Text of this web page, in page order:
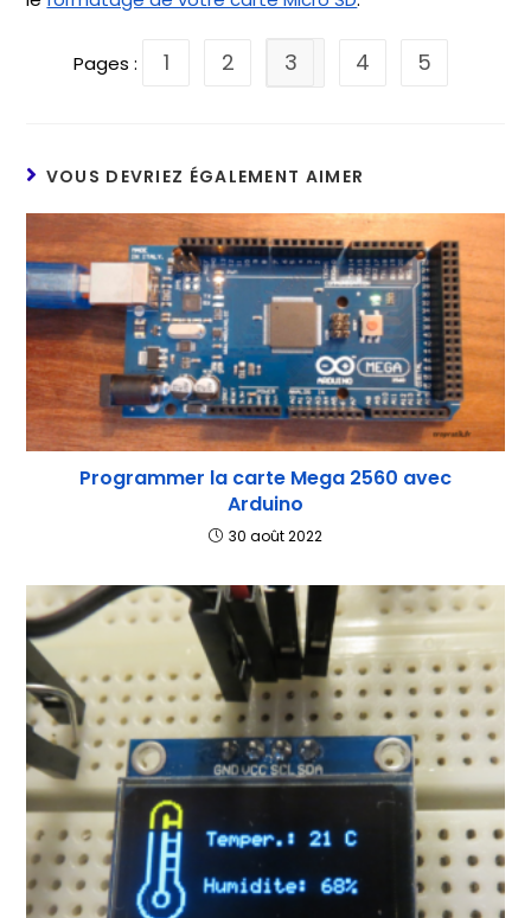
Pages : 1 2 3 4 5
VOUS DEVRIEZ ÉGALEMENT AIMER
Programmer la carte Mega 2560 avec
Arduino
30 août 2022